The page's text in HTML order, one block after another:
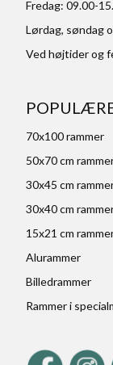
Fredag: 09.00-
Lørdag, søndag
Ved højtider og
70x100 rammer
50x70 cm
30x45 cm
30x40 cm
15x21 cm
Alurammer
Billedrammer
Rammer i